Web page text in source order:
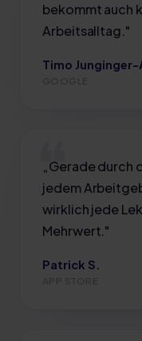
bekommt auch
Arbeitsalltag."
Timo Junginger-
GOOGLE
„Gerade durch
jedem
wirklich jede
Mehrwert."
Patrick S.
APP STORE